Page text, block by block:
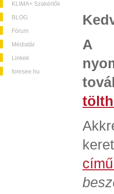
KLIMA+ Szakértők
BLOG
Fórum
Médiatár
Linkek
foresee.hu
A